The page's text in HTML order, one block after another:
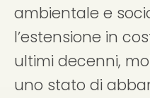
ambientale e
l’estensione in
ultimi decenni,
uno stato di